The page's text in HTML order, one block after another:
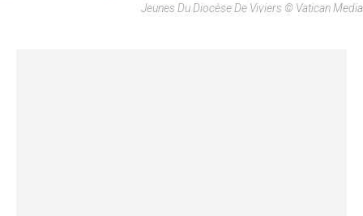
Jeunes Du Diocèse De Viviers © Vatican Media